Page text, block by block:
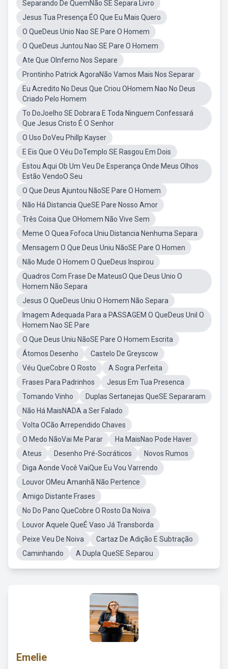
Separando De QuemNão SE Separa Livro
Jesus Tua Presença ÉO Que Eu Mais Quero
O QueDeus Unio Nao SE Pare O Homem
O QueDeus Juntou Nao SE Pare O Homem
Ate Que OInferno Nos Separe
Prontinho Patrick AgoraNão Vamos Mais Nos Separar
Eu Acredito No Deus Que Criou OHomem Nao No Deus
Criado Pelo Homem
To DoJoelho SE Dobrara E Toda Ninguem Confessará
Que Jesus Cristo É O Senhor
O Uso DoVeu Phillp Kayser
E Eis Que O Véu DoTemplo SE Rasgou Em Dois
Estou Aqui Ob Um Veu De Esperança Onde Meus Olhos
Estão VendoO Seu
O Que Deus Ajuntou NãoSE Pare O Homem
Não Há Distancia QueSE Pare Nosso Amor
Três Coisa Que OHomem Não Vive Sem
Meme O Quea Fofoca Uniu Distancia Nenhuma Separa
Mensagem O Que Deus Uniu NãoSE Pare O Homen
Não Mude O Homem O QueDeus Inspirou
Quadros Com Frase De MateusO Que Deus Unio O
Homem Não Separa
Jesus O QueDeus Uniu O Homem Não Separa
Imagem Adequada Para a PASSAGEM O QueDeus Unil O
Homem Nao SE Pare
O Que Deus Uniu NãoSE Pare O Homem Escrita
Átomos Desenho
Castelo De Greyscow
Véu QueCobre O Rosto
A Sogra Perfeita
Frases Para Padrinhos
Jesus Em Tua Presenca
Tomando Vinho
Duplas Sertanejas QueSE Separaram
Não Há MaisNADA a Ser Falado
Volta OCão Arrependido Chaves
O Medo NãoVai Me Parar
Ha MaisNao Pode Haver
Ateus
Desenho Pré-Socráticos
Novos Rumos
Diga Aonde Você VaiQue Eu Vou Varrendo
Louvor OMeu Amanhã Não Pertence
Amigo Distante Frases
No Do Pano QueCobre O Rosto Da Noiva
Louvor Aquele QueÉ Vaso Já Transborda
Peixe Veu De Noiva
Cartaz De Adição E Subtração
Caminhando
A Dupla QueSE Separou
Emelie